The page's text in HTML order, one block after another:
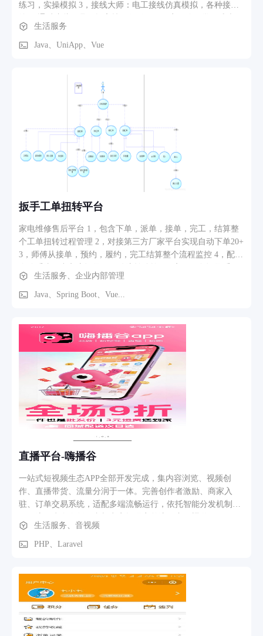
练习，实操模拟 3，接线大师：电工接线仿真模拟，各种接线
生活服务
Java、UniApp、Vue
扳手工单扭转平台
家电维修售后平台 1，包含下单，派单，接单，完工，结算整
个工单扭转过程管理 2，对接第三方厂家平台实现自动下单20+
3，师傅从接单，预约，履约，完工结算整个流程监控 4，配件
统，结算系统，数据可视化系统
生活服务、企业内部管理
Java、Spring Boot、Vue...
直播平台-嗨播谷
一站式短视频生态APP全部开发完成，集内容浏览、视频创
作、直播带货、流量分润于一体。完善创作者激励、商家入
驻、订单交易系统，适配多端流畅运行，依托智能分发机制高
生活服务、音视频
PHP、Laravel